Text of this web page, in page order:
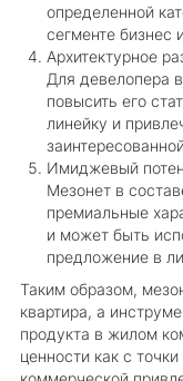
определенной
сегменте бизнес
Архитектурное
Для девелопера
повысить его
линейку и
Имиджевый
Мезонет в
премиальные
и может быть
предложение в
Таким образом,
квартира, а
продукта в жилом
ценности как с